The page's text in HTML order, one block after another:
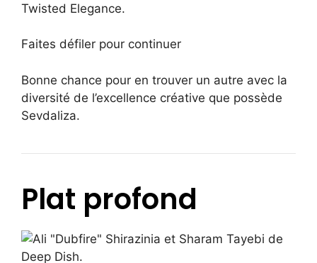
Twisted Elegance.
Faites défiler pour continuer
Bonne chance pour en trouver un autre avec la
diversité de l’excellence créative que possède
Sevdaliza.
Plat profond